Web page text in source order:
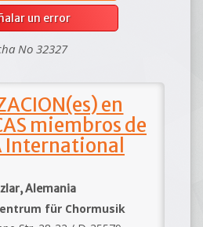
un error
No 32327
en
miembros de
International
Alemania
für Chormusik